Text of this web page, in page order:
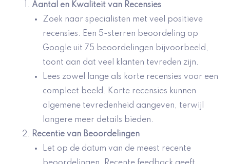
Aantal en Kwaliteit van Recensies
Zoek naar specialisten met veel positieve
recensies. Een 5-sterren beoordeling op
Google uit 75 beoordelingen bijvoorbeeld,
toont aan dat veel klanten tevreden zijn.
Lees zowel lange als korte recensies voor een
compleet beeld. Korte recensies kunnen
algemene tevredenheid aangeven, terwijl
langere meer details bieden.
Recentie van Beoordelingen
Let op de datum van de meest recente